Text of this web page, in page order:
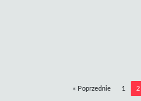
« Poprzednie 1 2